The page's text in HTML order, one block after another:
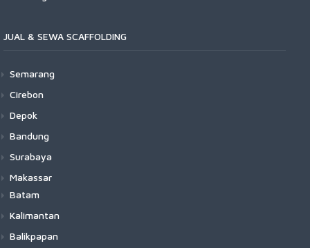
JUAL & SEWA SCAFFOLDING
Semarang
Cirebon
Depok
Bandung
Surabaya
Makassar
Batam
Kalimantan
Balikpapan